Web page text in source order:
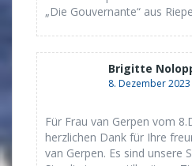
„Die Gouvernante“ aus Riepe
Brigitte
8. Dezember
Für Frau van Gerpen vom
herzlichen Dank für Ihre
van Gerpen. Es sind unsere